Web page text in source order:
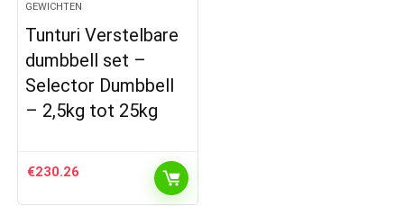
GEWICHTEN
Tunturi Verstelbare
dumbbell set –
Selector Dumbbell
– 2,5kg tot 25kg
€230.26